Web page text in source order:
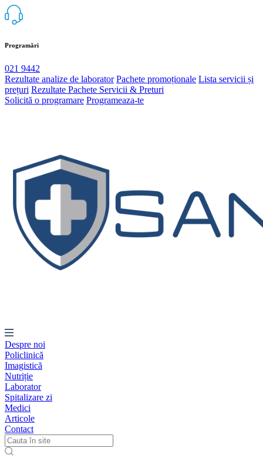
Programări
021 9442
Rezultate analize de laborator Pachete promoționale Lista servicii și
prețuri Rezultate Pachete Servicii & Preturi
Solicită o programare Programeaza-te
Despre noi
Policlinică
Imagistică
Nutriție
Laborator
Spitalizare zi
Medici
Articole
Contact